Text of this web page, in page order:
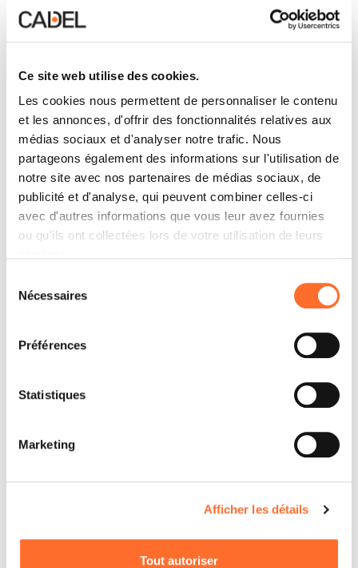
Ce site web utilise des cookies.
Les cookies nous permettent de personnaliser le contenu
et les annonces, d'offrir des fonctionnalités relatives aux
médias sociaux et d'analyser notre trafic. Nous
partageons également des informations sur l'utilisation de
notre site avec nos partenaires de médias sociaux, de
publicité et d'analyse, qui peuvent combiner celles-ci
avec d'autres informations que vous leur avez fournies
ou qu'ils ont collectées lors de votre utilisation de leurs
Nécessaires
Préférences
Statistiques
Marketing
Afficher les détails
Tout autoriser
Pose et installation des poêles
Ce revendeur s’en remet à des techniciens qualifiés,
garantissent une installation conforme aux normes
en vigueur et dénuée d’erreur.
Vente de bois et pellets
Chez ce revendeur, vous pouvez également trouver
le combustible, les meilleures qualités de bois ou
domicile.
Contactez